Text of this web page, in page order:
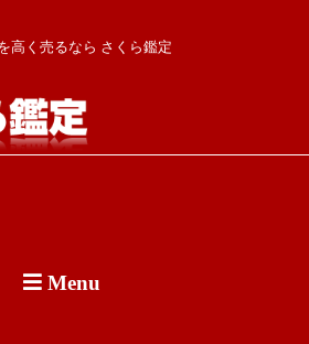
高く売るなら さくら鑑定
Menu